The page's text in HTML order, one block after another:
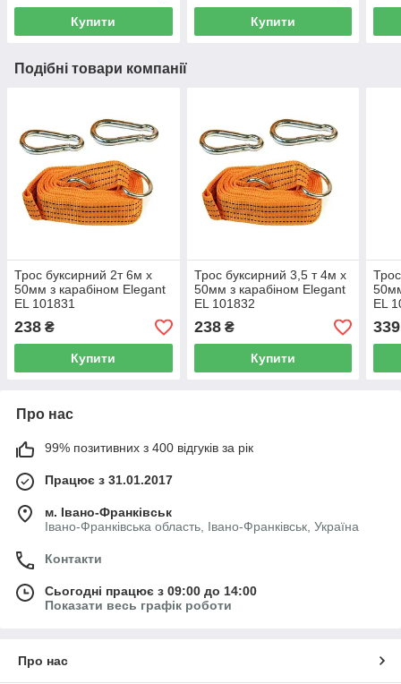
Купити Купити
Подібні товари компанії
Трос буксирний 2т 6м х
50мм з карабіном Elegant
EL 101831
238 ₴
Купити
Трос буксирний 3,5 т 4м х
50мм з карабіном Elegant
EL 101832
238₴
Купити
EL
339
Про нас
99% позитивних з 400 відгуків за рік
Працює з 31.01.2017
м. Івано-Франківськ
Івано-Франківська область, Івано-Франківськ, Україна
Контакти
Сьогодні працює з 09:00 до 14:00
Показати весь графік роботи
Про нас